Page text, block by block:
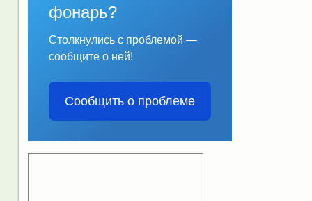
фонарь?
Столкнулись с проблемой —
сообщите о ней!
Сообщить о проблеме